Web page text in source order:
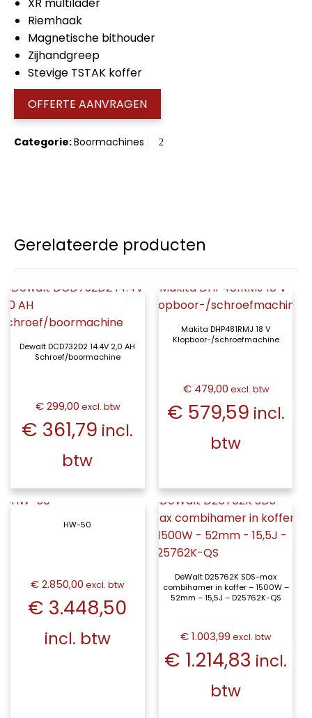
Riemhaak
Magnetische bithouder
Zijhandgreep
Stevige TSTAK koffer
OFFERTE AANVRAGEN
Categorie:Boormachines
Gerelateerde producten
Dewalt DCD732D2 14.4V 2,0 AH
Schroef/boormachine
€ 299,00 excl. btw
€ 361,79 incl.
btw
Makita DHP481RMJ 18 V
Klopboor-/schroefmachine
€ 479,00 excl. btw
€ 579,59 incl.
btw
HW-50
€ 2.850,00 excl. btw
€ 3.448,50
incl. btw
DeWalt D25762K SDS-max
combihamer in koffer – 1500W –
52mm – 15,5J – D25762K-QS
€ 1.003,99 excl. btw
€ 1.214,83 incl.
btw